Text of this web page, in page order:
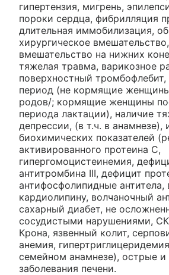
гипертензия, мигрень,
пороки сердца, фибрилляция
длительная иммобилизация,
хирургическое
вмешательство на нижних
тяжелая травма, варикозное
поверхностный
период (не кормящие
родов/; кормящие женщины
периода лактации), наличие
депрессии, (в т.ч. в анамнезе),
биохимических показателей
активированного протеина С,
гипергомоцистеинемия,
антитромбина III, дефицит
антифосфолипидные антитела,
кардиолипину, волчаночный
сахарный диабет, не
сосудистыми нарушениями,
Крона, язвенный колит,
анемия,
семейном анамнезе), острые и
заболевания печени.